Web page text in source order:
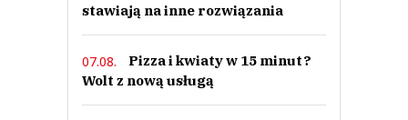
stawiają na inne rozwiązania
07.08.
Pizza i kwiaty w 15 minut?
Wolt z nową usługą